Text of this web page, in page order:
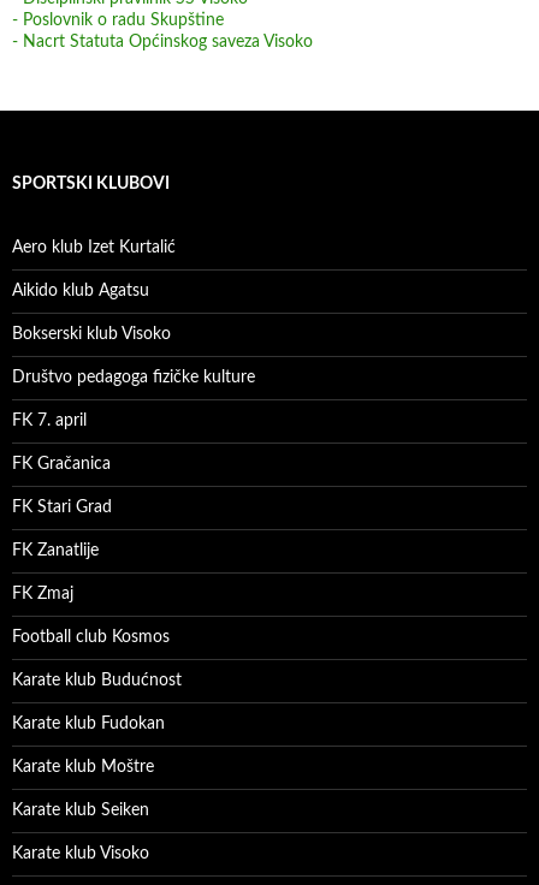
- Poslovnik o radu Skupštine
- Nacrt Statuta Općinskog saveza Visoko
SPORTSKI KLUBOVI
Aero klub Izet Kurtalić
Aikido klub Agatsu
Bokserski klub Visoko
Društvo pedagoga fizičke kulture
FK 7. april
FK Gračanica
FK Stari Grad
FK Zanatlije
FK Zmaj
Football club Kosmos
Karate klub Budućnost
Karate klub Fudokan
Karate klub Moštre
Karate klub Seiken
Karate klub Visoko